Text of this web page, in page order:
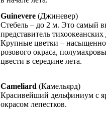
Guinevere (Джиневер)
Стебель – до 2 м. Это самый
представитель
Крупные цветки –
розового окраса,
цвести в середине лета.
Cameliard (Камельярд)
Красивейший дельфиниум с
окрасом лепестков.